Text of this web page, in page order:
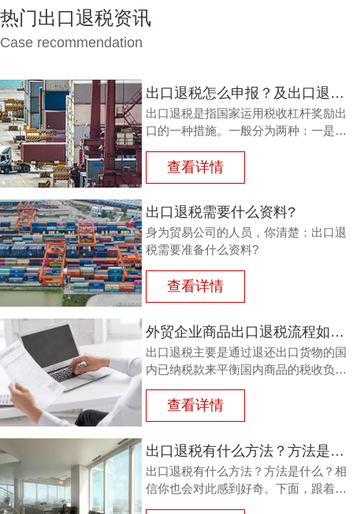
热门出口退税资讯
Case recommendation
出口退税怎么申报？及出口退税怎么进行填写增值税申报表?
出口退税是指国家运用税收杠杆奖励出
口的一种措施。一般分为两种：一是退
或半成品，加工制成产品出口时，退还
其已纳的进口税。
查看详情
出口退税需要什么资料?
身为贸易公司的人员，你清楚：出口退
税需要准备什么资料?
查看详情
外贸企业商品出口退税流程如何？鸿裕以鞋业公司申请出口退税为例
出口退税主要是通过退还出口货物的国
内已纳税款来平衡国内商品的税收负
担，从而鼓励企业出口。那么，外贸商
品出口退税流程如何？能退多少？广州
鸿裕财税以下用案例说明。
查看详情
出口退税有什么方法？方法是什么？
出口退税有什么方法？方法是什么？相
信你也会对此感到好奇。下面，跟着广